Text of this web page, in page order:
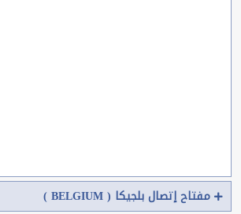
مفتاح إتصال بلجيكا ( BELGIUM )